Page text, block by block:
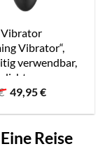
Vibrator
Vibrator“,
verwendbar,
Ursprünglicher
Preis
war:
49,95€Aktueller
ist:
Reise